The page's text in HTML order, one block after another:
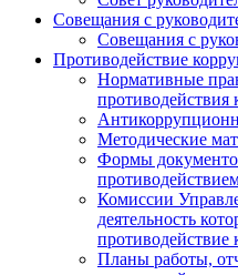
Совещания с
Совещания с
Противодействие
Нормативные
противодействия
Методические
Формы
Комиссии
деятельность
противодействие
Планы работы,